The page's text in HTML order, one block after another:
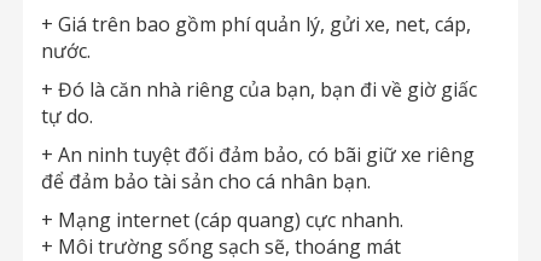
+ Giá trên bao gồm phí quản lý, gửi xe, net, cáp,
nước.
+ Đó là căn nhà riêng của bạn, bạn đi về giờ giấc
tự do.
+ An ninh tuyệt đối đảm bảo, có bãi giữ xe riêng
để đảm bảo tài sản cho cá nhân bạn.
+ Mạng internet (cáp quang) cực nhanh.
+ Môi trường sống sạch sẽ, thoáng mát